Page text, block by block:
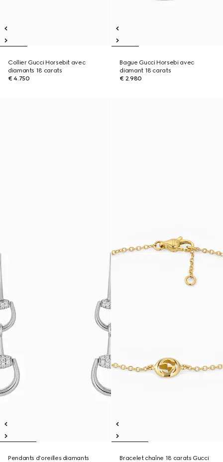
Collier Gucci Horsebit avec
diamants 18 carats
€ 4.750
Bague Gucci Horsebi avec
diamant 18 carats
€ 2.980
Pendants d’oreilles diamants
Bracelet chaîne 18 carats Gucci